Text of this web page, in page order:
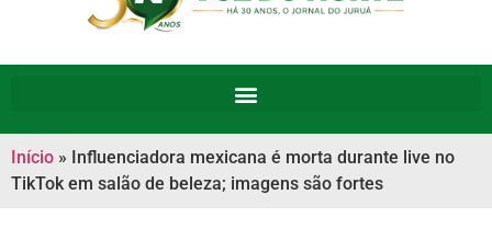
Início » Influenciadora mexicana é morta durante live no
TikTok em salão de beleza; imagens são fortes